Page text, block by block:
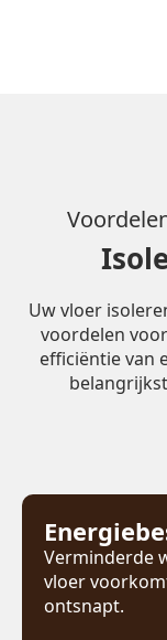
Uw vloer
voordelen
efficiëntie van
Verminderde
vloer
ontsnapt.